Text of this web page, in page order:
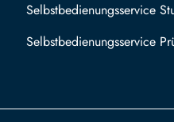
Selbstbedienungsservice
Selbstbedienungsservice